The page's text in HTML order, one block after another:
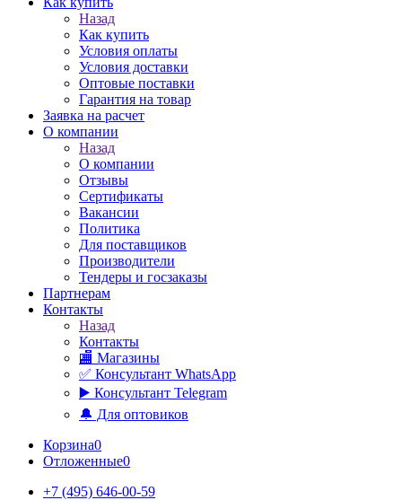
Назад
Как купить
Условия оплаты
Условия доставки
Оптовые поставки
Гарантия на товар
Заявка на расчет
О компании
Назад
О компании
Отзывы
Сертификаты
Вакансии
Политика
Для поставщиков
Производители
Тендеры и госзаказы
Партнерам
Контакты
Назад
Контакты
🏬 Магазины
✅️ Консультант WhatsApp
▶️ Консультант Telegram
🔔 Для оптовиков
Корзина0
Отложенные0
+7 (495) 646-00-59